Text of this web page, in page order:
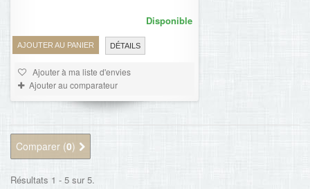
AJOUTER AU PANIER DÉTAILS
Disponible
Ajouter à ma liste d'envies
Ajouter au comparateur
Comparer (0)
Résultats 1 - 5 sur 5.